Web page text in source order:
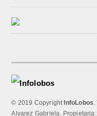
© 2019 CopyrightInfoLobos
Alvarez Gabriela.